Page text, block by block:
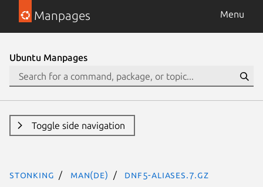
Manpages Menu
Ubuntu Manpages
Toggle side navigation
stonking man(de) dnf5-aliases.7.gz